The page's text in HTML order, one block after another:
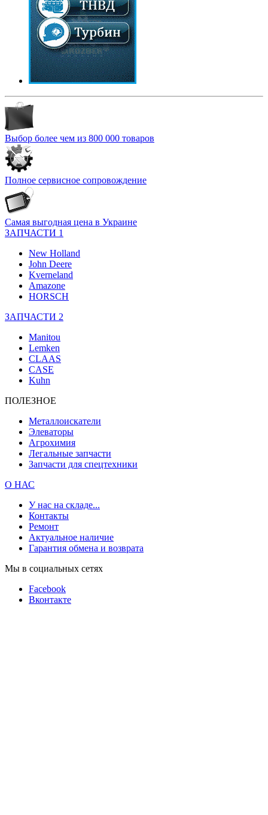
Выбор более чем из 800 000 товаров
Полное сервисное сопровождение
Самая выгодная цена в Украине
ЗАПЧАСТИ 1
New Holland
John Deere
Kverneland
Amazone
HORSCH
ЗАПЧАСТИ 2
Manitou
Lemken
CLAAS
CASE
Kuhn
ПОЛЕЗНОЕ
Металлоискатели
Элеваторы
Агрохимия
Легальные запчасти
Запчасти для спецтехники
О НАС
У нас на складе...
Контакты
Ремонт
Актуальное наличие
Гарантия обмена и возврата
Мы в социальных сетях
Facebook
Вконтакте